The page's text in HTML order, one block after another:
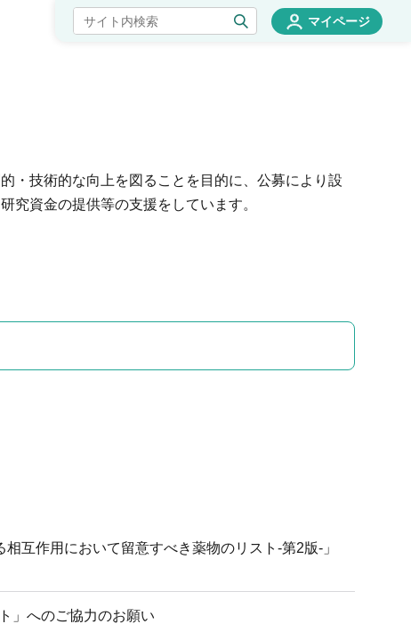
マイページ
・技術的な向上を図ることを目的に、公募により設
究資金の提供等の支援をしています。
互作用において留意すべき薬物のリスト-第2版-」
」へのご協力のお願い